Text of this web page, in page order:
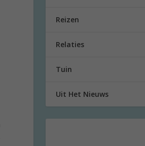
Reizen
Relaties
Tuin
Uit Het Nieuws